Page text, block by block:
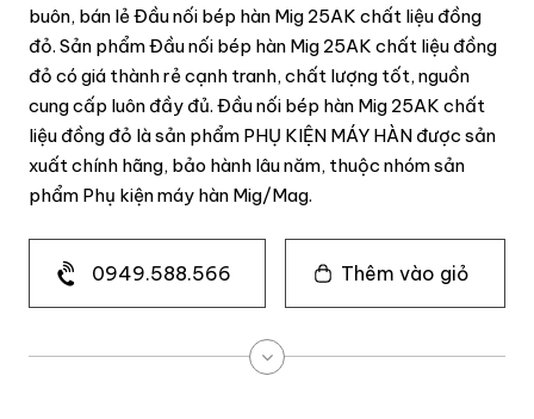
buôn, bán lẻ Đầu nối bép hàn Mig 25AK chất liệu đồng
đỏ. Sản phẩm Đầu nối bép hàn Mig 25AK chất liệu đồng
đỏ có giá thành rẻ cạnh tranh, chất lượng tốt, nguồn
cung cấp luôn đầy đủ. Đầu nối bép hàn Mig 25AK chất
liệu đồng đỏ là sản phẩm PHỤ KIỆN MÁY HÀN được sản
xuất chính hãng, bảo hành lâu năm, thuộc nhóm sản
phẩm Phụ kiện máy hàn Mig/Mag.
0949.588.566 Thêm vào giỏ